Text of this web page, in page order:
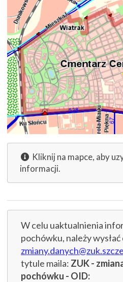
Kliknij na mapce, aby
informacji.
W celu uaktualnienia
pochówku, należy wysłać
tytule maila: ZUK -
pochówku - OID: